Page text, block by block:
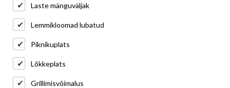
Laste mänguväljak
Lemmikloomad lubatud
Piknikuplats
Lõkkeplats
Grillimisvõimalus